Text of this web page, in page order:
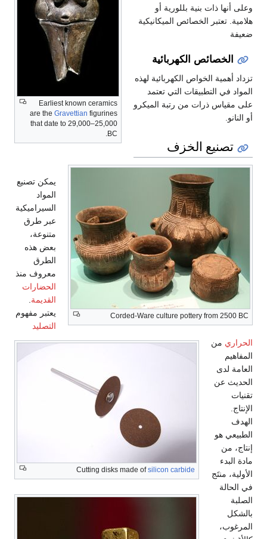
Earliest known ceramics
are the Gravettian figurines
that date to 29,000–25,000
BC.
وعلى أنها ذات بنية بللورية أو
هلامية. تعتبر الخصائص الميكانيكية
ضعيفة
الخصائص الكهربائية
تزداد أهمية الخواص الكهربائية لهذه
المواد في التطبيقات التي تعتمد
على مقياس ذرات من رتبة الميكرو
أو النانو.
تصنيع الخزف
Corded-Ware culture pottery from 2500 BC
Cutting disks made ofsilicon carbide
يمكن تصنيع
المواد
السيراميكية
عبر طرق
متنوعة،
بعض هذه
الطرق
معروف منذ
الحضارات
القديمة
يعتبر مفهوم
التصليد
الحراري من
المفاهيم
العامة لدى
الحديث عن
تقنيات
الإنتاج.
الهدف
الطبيعي هو
إنتاج، من
مادة البدء
الأولية، منتَج
في الحالة
الصلبة
بالشكل
المرغوب،